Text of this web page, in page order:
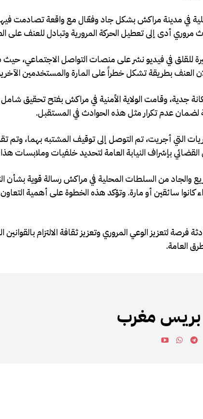
في مدينة مراكش بشكل جاد وفعّال مع واقعة تصادمت
مروري أدى إلى تعطيل الحركة المرورية وتبادل للعنف على
للقلق في فيديو نشر على منصات التواصل الاجتماعي، حيث
العنف بطريقة تشكل خطراً على المارة والمستخدمين
جدية، وقامت الولاية الأمنية في مراكش بفتح تحقيق
لضمان عدم تكرار مثل هذه الحوادث في المستقبل.
التي أجريت، تم التوصل إلى توقيف المشتبه بهما، وتم
بإشراف النيابة العامة لتحديد خلفيات وملابسات
والجاد من السلطات المحلية في مراكش رسالة قوية بشأن
سائقين أو مارة. وتؤكد هذه الخطوة على أهمية
فرصة لتعزيز الوعي المروري وتعزيز ثقافة الالتزام
العامة.
مغرب